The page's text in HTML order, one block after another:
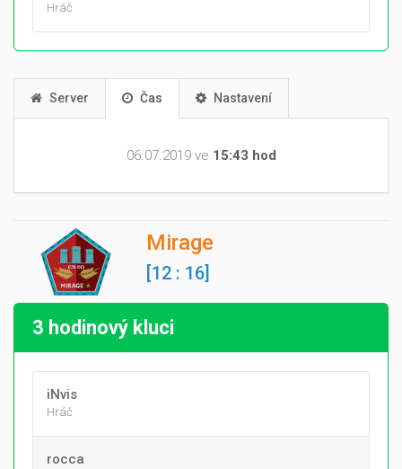
Hráč
Server Čas Nastavení
06.07.2019 ve 15:43 hod
Mirage
[12 : 16]
3 hodinový kluci
iNvis
Hráč
rocca